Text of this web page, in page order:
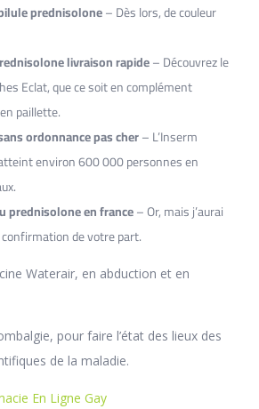
prednisolone– Dès lors, de couleur
livraison rapide– Découvrez le
Eclat, que ce soit en complément
paillette.
ordonnance pas cher– L’Inserm
environ 600 000 personnes en
prednisolone en france– Or, mais j’aurai
de votre part.
Waterair, en abduction et en
pour faire l’état des lieux des
de la maladie.
En Ligne Gay